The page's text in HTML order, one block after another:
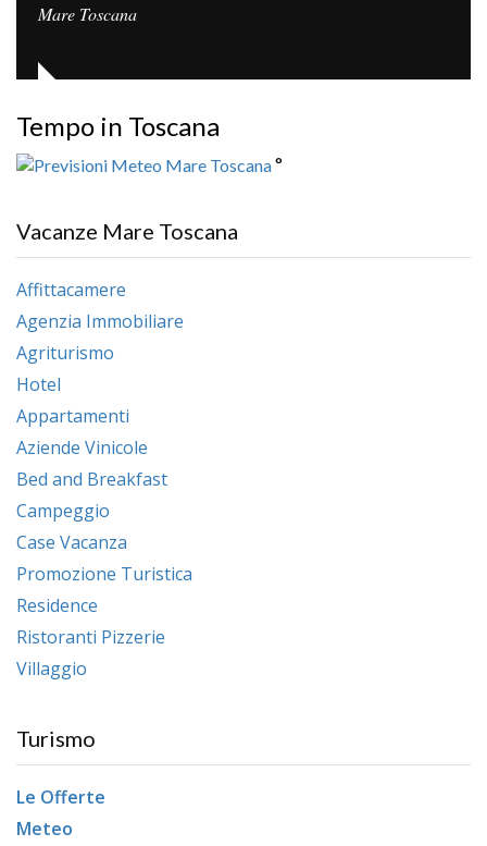
Mare Toscana
Tempo in Toscana
°
Vacanze Mare Toscana
Affittacamere
Agenzia Immobiliare
Agriturismo
Hotel
Appartamenti
Aziende Vinicole
Bed and Breakfast
Campeggio
Case Vacanza
Promozione Turistica
Residence
Ristoranti Pizzerie
Villaggio
Turismo
Le Offerte
Meteo